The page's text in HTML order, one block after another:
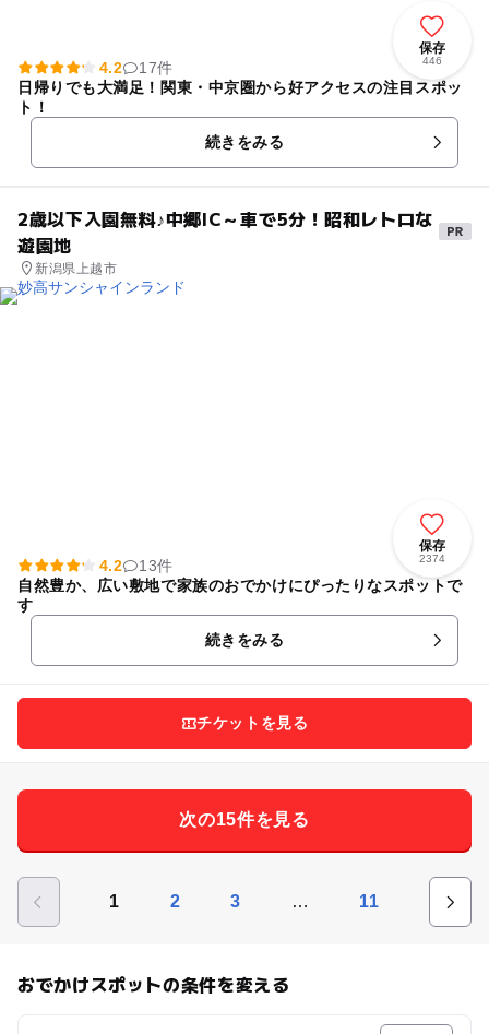
保存
446
4.2
17件
日帰りでも大満足！関東・中京圏から好アクセスの注目スポッ
ト！
続きをみる
2歳以下入園無料♪中郷IC～車で5分！昭和レトロな
遊園地
新潟県上越市
保存
2374
4.2
13件
自然豊か、広い敷地で家族のおでかけにぴったりなスポットで
す
続きをみる
チケットを見る
次の15件を見る
1 2 3 … 11
おでかけスポットの条件を変える